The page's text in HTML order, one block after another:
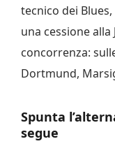
tecnico dei
una cessione
concorrenza:
Dortmund,
Spunta
segue